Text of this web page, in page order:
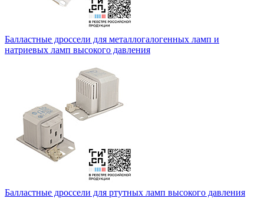
Балластные дроссели для металлогалогенных ламп и
натриевых ламп высокого давления
Балластные дроссели для ртутных ламп высокого давления